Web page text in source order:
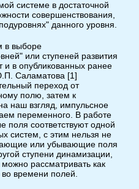
системе в достаточной
совершенствования,
данного уровня.
в выборе
или ступеней развития
и в опубликованных ранее
Саламатова [1]
переход от
полю, затем к
наш взгляд, импульсное
переменного. В работе
соответствуют одной
систем, с этим нельзя не
или убывающие поля
ступени динамизации,
рассматривать как
времени полей.